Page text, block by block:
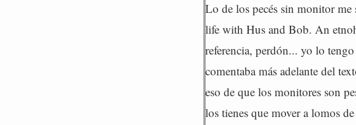
Lo de los pecés sin monitor
life with Hus and Bob. An
referencia, perdón... yo lo
comentaba más adelante del
eso de que los monitores son
los tienes que mover a lomos